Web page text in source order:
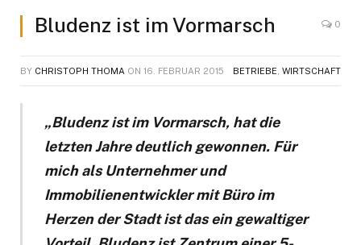
Bludenz ist im Vormarsch 0
BY CHRISTOPH THOMA ON 16. FEBRUAR 2015 BETRIEBE WIRTSCHAFT
„Bludenz ist im Vormarsch, hat die
letzten Jahre deutlich gewonnen. Für
mich als Unternehmer und
Immobilienentwickler mit Büro im
Herzen der Stadt ist das ein gewaltiger